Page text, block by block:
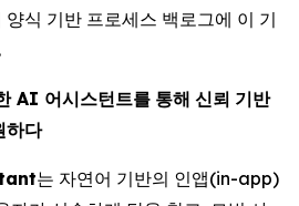
식 기반 프로세스 백로그에 이 기
AI 어시스턴트를 통해 신뢰 기반
하다
는 자연어 기반의 인앱(in-app)